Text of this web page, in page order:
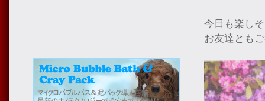
今日も楽し
お友達とも